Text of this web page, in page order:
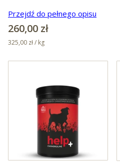
Przejdź do pełnego opisu
Cena
260,00 zł
325,00 zł / kg